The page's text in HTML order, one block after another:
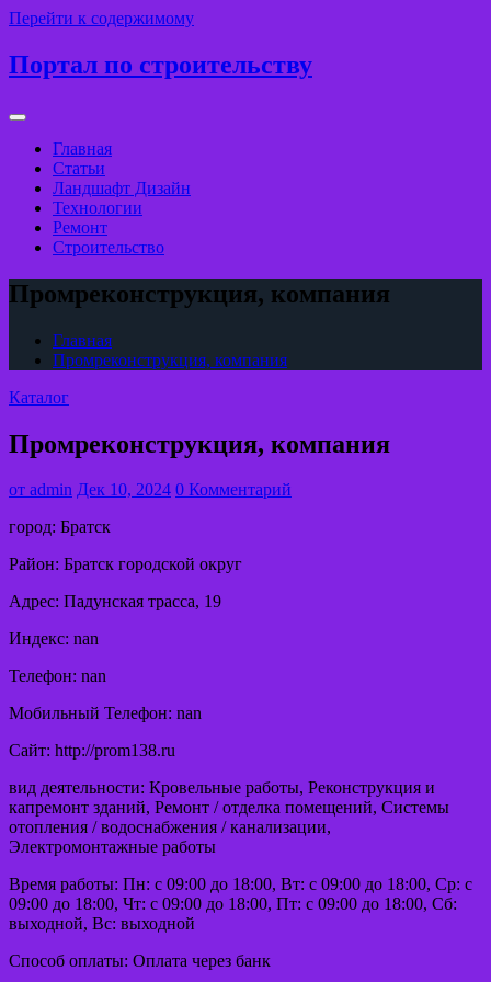
Перейти к содержимому
Портал по строительству
Главная
Статьи
Ландшафт Дизайн
Технологии
Ремонт
Строительство
Промреконструкция, компания
Главная
Промреконструкция, компания
Каталог
Промреконструкция, компания
от admin Дек 10, 2024 0 Комментарий
город: Братск
Район: Братск городской округ
Адрес: Падунская трасса, 19
Индекс: nan
Телефон: nan
Мобильный Телефон: nan
Сайт: http://prom138.ru
вид деятельности: Кровельные работы, Реконструкция и
капремонт зданий, Ремонт / отделка помещений, Системы
отопления / водоснабжения / канализации,
Электромонтажные работы
Время работы: Пн: с 09:00 до 18:00, Вт: с 09:00 до 18:00, Ср: с
09:00 до 18:00, Чт: с 09:00 до 18:00, Пт: с 09:00 до 18:00, Сб:
выходной, Вс: выходной
Способ оплаты: Оплата через банк